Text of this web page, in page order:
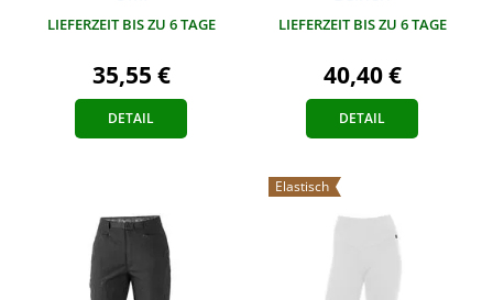
LIEFERZEIT BIS ZU 6 TAGE
35,55 €
DETAIL
LIEFERZEIT BIS ZU 6 TAGE
40,40 €
DETAIL
Elastisch